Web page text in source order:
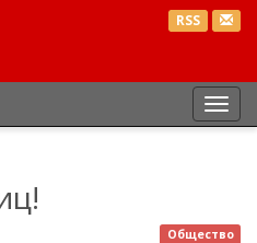
RSS
Общество